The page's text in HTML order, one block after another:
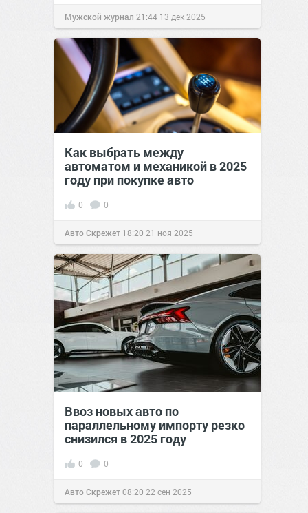
Мужской журнал 21:44 13 дек 2025
Как выбрать между
автоматом и механикой в 2025
году при покупке авто
0 0
Авто Скрежет 18:20 21 ноя 2025
Ввоз новых авто по
параллельному импорту резко
снизился в 2025 году
0 0
Авто Скрежет08:20 22 сен 2025